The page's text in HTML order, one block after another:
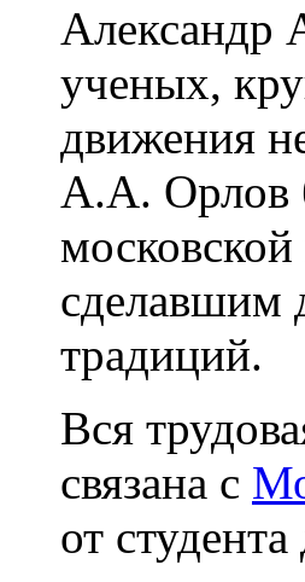
Александр
ученых,
движения
А.А. Орлов
сделавшим
традиций.
Вся
связана с
от